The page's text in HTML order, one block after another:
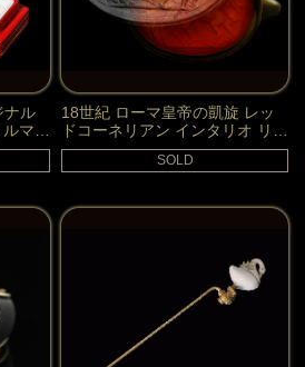
ナル
マリ
18世紀 ローマ皇帝の凱旋 レッ
ドコーネリアン インタリオ リン
グ 指輪
SOLD